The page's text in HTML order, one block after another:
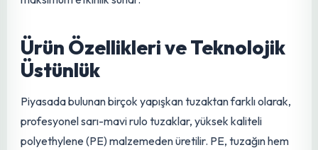
gücüne sahiptir. Thripsler, bitkilerde ciddi zararlara yol
spesifik dalga boyu, thripslerin görsel algılarını harekete
geçirerek tuzağa yönelmelerini sağlar. Bu çift renk